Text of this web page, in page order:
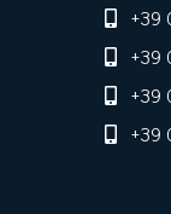
+39
+39
+39
+39